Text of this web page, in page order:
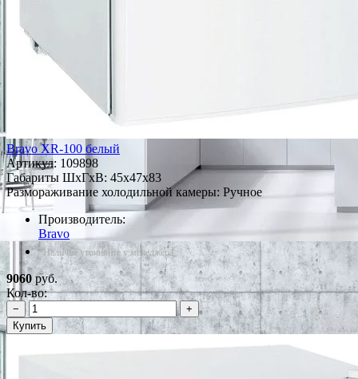
Bravo XR-100 белый
Артикул: 109898
Габариты ШxГxВ: 45x47x83
Размораживание холодильной камеры: Ручное
Производитель:
Bravo
*Наличие уточняйте у менеджера
9060руб.
Кол-во:
−
+
Купить